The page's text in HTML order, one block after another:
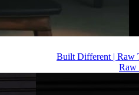
Built Different | Raw
Raw